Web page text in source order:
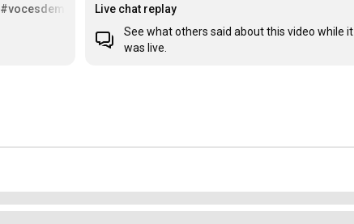
#vocesdemalvinasLive chat replay
See what others said about this video while it
was live.